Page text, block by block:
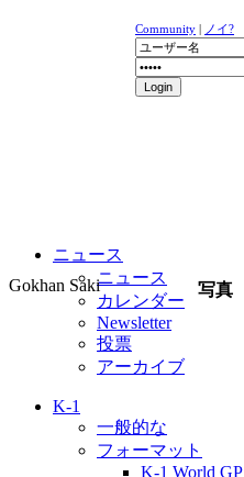
Community | ノイ?
ニュース
ニュース
カレンダー
Newsletter
投票
アーカイブ
K-1
一般的な
フォーマット
K-1 World GP
Gokhan Saki 写真